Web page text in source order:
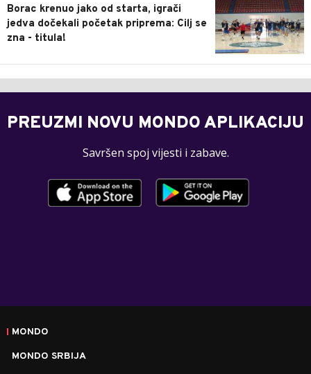
Borac krenuo jako od starta, igrači
jedva dočekali početak priprema: Cilj se
zna - titula!
PREUZMI NOVU MONDO APLIKACIJU
Savršen spoj vijesti i zabave.
MONDO
MONDO SRBIJA